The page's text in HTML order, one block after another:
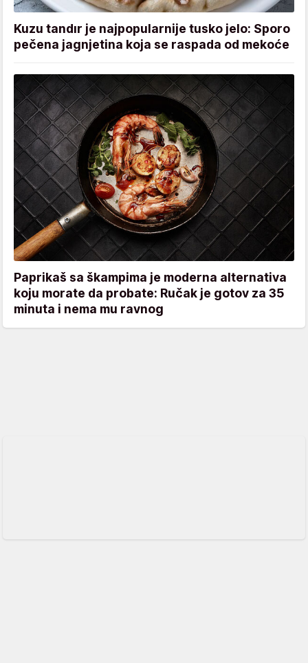
Kuzu tandır je najpopularnije tusko jelo: Sporo
pečena jagnjetina koja se raspada od mekoće
Paprikaš sa škampima je moderna alternativa
koju morate da probate: Ručak je gotov za 35
minuta i nema mu ravnog